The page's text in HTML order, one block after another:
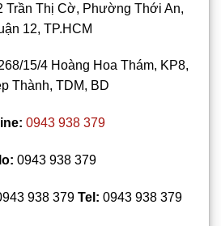
Trần Thị Cờ, Phường Thới An,
12, TP.HCM
15/4 Hoàng Hoa Thám, KP8,
Thành, TDM, BD
0943 938 379
0943 938 379
938 379 Tel: 0943 938 379